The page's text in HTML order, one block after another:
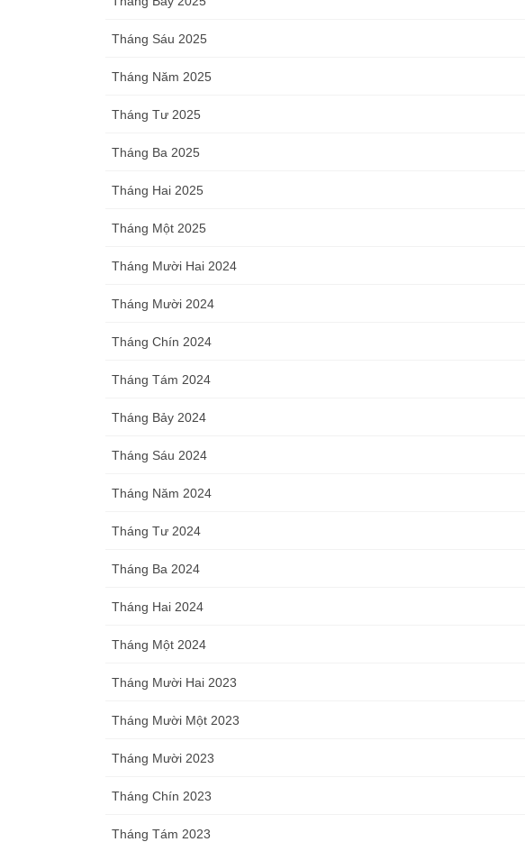
Tháng Sáu 2025
Tháng Năm 2025
Tháng Tư 2025
Tháng Ba 2025
Tháng Hai 2025
Tháng Một 2025
Tháng Mười Hai 2024
Tháng Mười 2024
Tháng Chín 2024
Tháng Tám 2024
Tháng Bảy 2024
Tháng Sáu 2024
Tháng Năm 2024
Tháng Tư 2024
Tháng Ba 2024
Tháng Hai 2024
Tháng Một 2024
Tháng Mười Hai 2023
Tháng Mười Một 2023
Tháng Mười 2023
Tháng Chín 2023
Tháng Tám 2023